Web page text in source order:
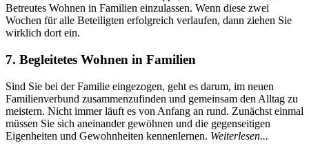
Betreutes Wohnen in Familien einzulassen. Wenn diese zwei
Wochen für alle Beteiligten erfolgreich verlaufen, dann ziehen Sie
wirklich dort ein.
7. Begleitetes Wohnen in Familien
Sind Sie bei der Familie eingezogen, geht es darum, im neuen
Familienverbund zusammenzufinden und gemeinsam den Alltag zu
meistern. Nicht immer läuft es von Anfang an rund. Zunächst einmal
müssen Sie sich aneinander gewöhnen und die gegenseitigen
Eigenheiten und Gewohnheiten kennenlernen. Weiterlesen...